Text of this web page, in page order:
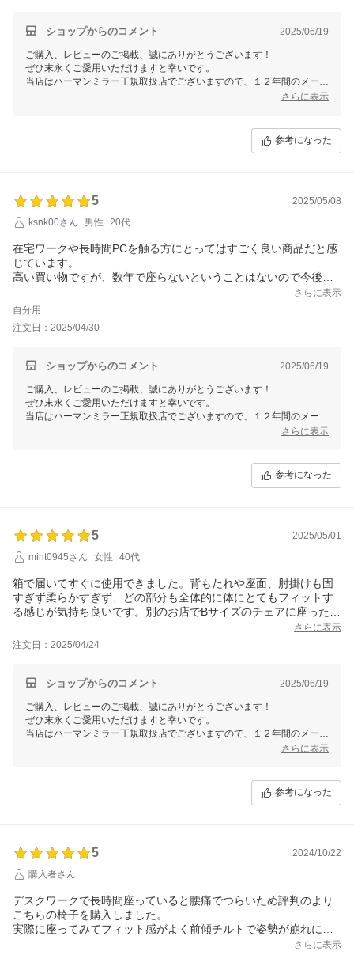
ショップからのコメント 2025/06/19
ご購入、レビューのご掲載、誠にありがとうございます！
ぜひ末永くご愛用いただけますと幸いです。
当店はハーマンミラー正規取扱店でございますので、１２年間のメーカ
レビュー特典につきましてもぜひご愛用いただけますと幸いです！
さらに表示
参考になった
5
2025/05/08
ksnk00さん
男性 20代
在宅ワークや長時間PCを触る方にとってはすごく良い商品だと感
じています。
高い買い物ですが、数年で座らないということはないので今後の
さらに表示
自分用
注文日：2025/04/30
ショップからのコメント 2025/06/19
ご購入、レビューのご掲載、誠にありがとうございます！
ぜひ末永くご愛用いただけますと幸いです。
当店はハーマンミラー正規取扱店でございますので、１２年間のメーカ
レビュー特典につきましてもぜひご愛用いただけますと幸いです！
さらに表示
参考になった
5
2025/05/01
mint0945さん
女性 40代
箱で届いてすぐに使用できました。背もたれや座面、肘掛けも固
すぎず柔らかすぎず、どの部分も全体的に体にとてもフィットす
る感じが気持ち良いです。別のお店でBサイズのチェアに座ったこ
とがあるのですが、やや大きく感じたのでこちらのAサイズにして
正解でした。大切に使いたいです。
さらに表示
注文日：2025/04/24
ショップからのコメント 2025/06/19
ご購入、レビューのご掲載、誠にありがとうございます！
ぜひ末永くご愛用いただけますと幸いです。
当店はハーマンミラー正規取扱店でございますので、１２年間のメーカ
レビュー特典につきましてもぜひご愛用いただけますと幸いです！
さらに表示
参考になった
5
2024/10/22
購入者さん
デスクワークで長時間座っていると腰痛でつらいため評判のより
こちらの椅子を購入しました。
実際に座ってみてフィット感がよく前傾チルトで姿勢が崩れにく
さらに表示